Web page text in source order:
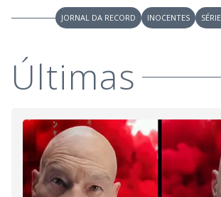
d
e
o
JORNAL DA RECORD INOCENTES
Últimas